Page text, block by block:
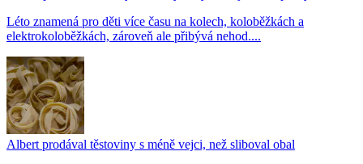
Léto znamená pro děti více času na kolech, koloběžkách a
elektrokoloběžkách, zároveň ale přibývá nehod....
Albert prodával těstoviny s méně vejci, než sliboval obal